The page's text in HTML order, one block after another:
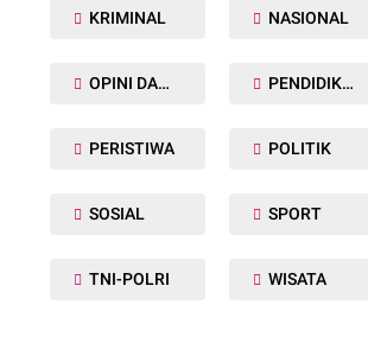
KRIMINAL NASIONAL
OPINI DAN ARTIKEL PENDIDIKAN
PERISTIWA POLITIK
SOSIAL SPORT
TNI-POLRI WISATA